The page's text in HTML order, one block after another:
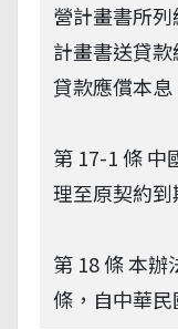
營計畫書所
計畫書送貸
貸款應償本
第 17-1 條 中
理至原契約到
第 18 條 本
條，自中華民